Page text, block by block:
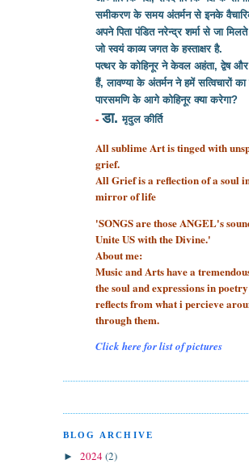
समीकरण के समय अंतर्मन से इनके
अपने पिता पंडित नरेन्द्र शर्मा सेजा
जो स्वयं काव्य जगत के हस्ताक्षर है.
पत्थर के कोहिनूर ने केवल अहंता, द्वेष और
हैं, लावण्या के अंतर्मन ने हमें सत्विचारों का
पारसमणि के आगे कोहिनूर क्या करेगा?
- डा.मृदुल कीर्ति
All sublime Art is tinged with
grief.
All Grief is a reflection of a soul
mirror of life
'SONGS are those ANGEL's
Unite US with the Divine.'
About me:
Music and Arts have a
the soul and expressions in
reflects from what i percieve
through them.
Click here for list of pictures
BLOG ARCHIVE
► 2024(2)